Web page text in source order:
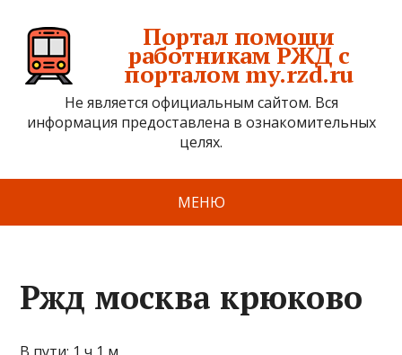
Портал помощи
работникам РЖД с
порталом my.rzd.ru
Не является официальным сайтом. Вся
информация предоставлена в ознакомительных
целях.
МЕНЮ
Ржд москва крюково